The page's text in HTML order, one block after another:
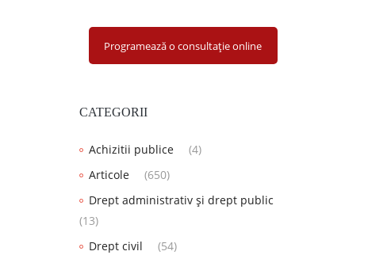
Programează o consultație online
CATEGORII
Achizitii publice
(4)
Articole
(650)
Drept administrativ și drept public
(13)
Drept civil
(54)